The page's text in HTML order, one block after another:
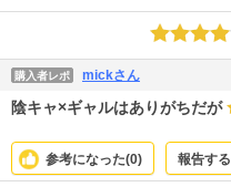
購入者レポ mickさん
陰キャ×ギャルはありがちだが
参考になった(0) 報告する